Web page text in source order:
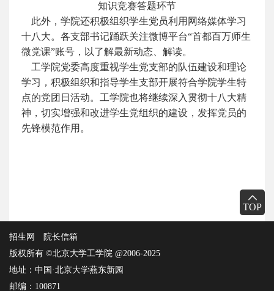
TOP
知识竞赛答题环节
此外，学院还积极组织学生党员利用网络媒体学习
十八大。各支部书记踊跃关注微博平台“首都百万师生
微党课”账号，以了解最新动态、解读。
工学院党委高度重视学生党支部的队伍建设和理论
学习，积极组织和指导学生支部开展符合学院学生特
点的党团日活动。工学院也将继续深入贯彻十八大精
神，切实增强和改进学生党组织的建设，发挥党员的
先锋模范作用。
招生网
院长信箱
版权所有 ©北京大学工学院 @2006-2025
地址：中国·北京大学燕东新园
邮编：100871